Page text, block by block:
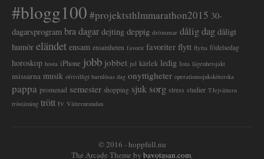
#blogg100 #projektsthlmmarathon2015 30-
dagarsprogram bra dagar dejting deppig drömmar dålig dag dåligt
humör eländet ensam ensamheten favorit favoriter flytt flytta födelsedag
horoskop hosta iPhone jobb jobbet jul kärlek ledig lista lägenhetsjakt
missarna musik ofrivilligt barnlösas dag onyttigheter operationssjuksköterska
pappa promenad semester shopping sjuk sorg stress studier TJejvättern
tröstätning trött tv Vätternrundan
© 2016 - hoppfull.nu
The Arcade Theme by bavotasan.com.